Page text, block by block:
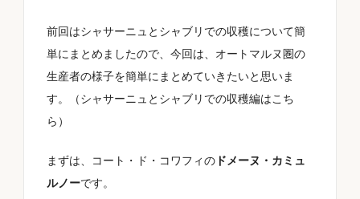
サイズ
前回はシャサーニュとシャブリでの収穫について簡
単にまとめましたので、今回は、オートマルヌ圏の
生産者の様子を簡単にまとめていきたいと思いま
す。（シャサーニュとシャブリでの収穫編はこち
ら ）
まずは、コート・ド・コワフィの ドメーヌ・カミュ
ルノーです。